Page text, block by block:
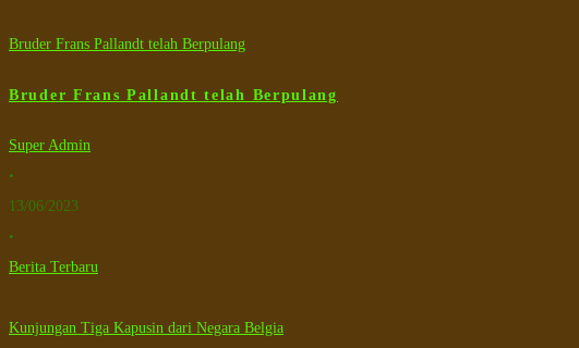
Bruder Frans Pallandt telah Berpulang
Bruder Frans Pallandt telah Berpulang
Super Admin
•
13/06/2023
•
Berita Terbaru
Kunjungan Tiga Kapusin dari Negara Belgia